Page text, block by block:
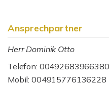
Ansprechpartner
Herr Dominik Otto
Telefon:
Mobil: 004915776136228